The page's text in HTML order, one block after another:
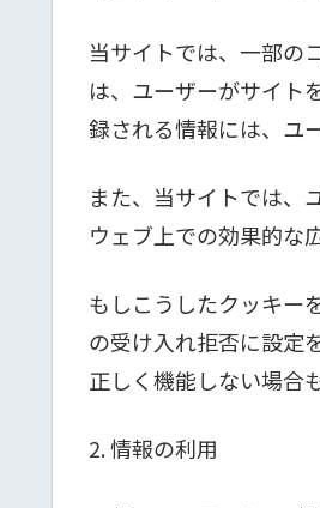
当サイトでは、一部の
は、ユーザーがサイト
録される情報には、ユ
また、当サイトでは、
ウェブ上での効果的な
もしこうしたクッキー
の受け入れ拒否に設定
正しく機能しない場合
2. 情報の利用